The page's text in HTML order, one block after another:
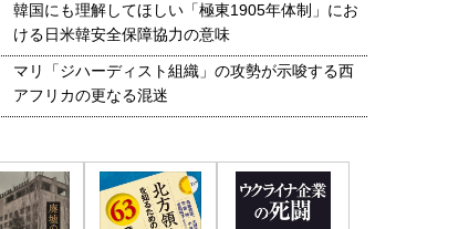
韓国にも理解してほしい「極東1905年体制」にお
ける日米韓安全保障協力の意味
マリ「ジハーディスト組織」の攻勢が示唆する西
アフリカの更なる混迷